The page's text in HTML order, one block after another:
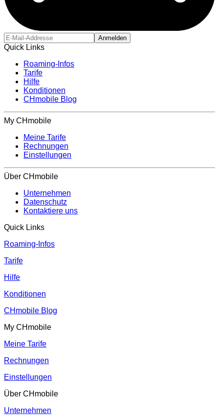
Anmelden
Quick Links
Roaming-Infos
Tarife
Hilfe
Konditionen
CHmobile Blog
My CHmobile
Meine Tarife
Rechnungen
Einstellungen
Über CHmobile
Unternehmen
Datenschutz
Kontaktiere uns
Quick Links
Roaming-Infos
Tarife
Hilfe
Konditionen
CHmobile Blog
My CHmobile
Meine Tarife
Rechnungen
Einstellungen
Über CHmobile
Unternehmen